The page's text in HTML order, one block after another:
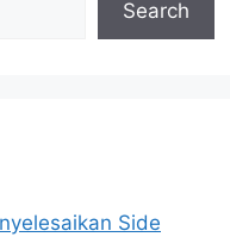
Search
Side